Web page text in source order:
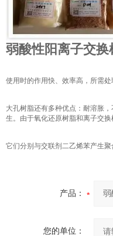
弱酸性阳离子交
使用时的作用快、效率高，所需
大孔树脂还有多种优点：耐溶胀
生。由于氧化还原树脂和离子交
它们分别与交联剂二乙烯苯产生
产品：
您的单位：